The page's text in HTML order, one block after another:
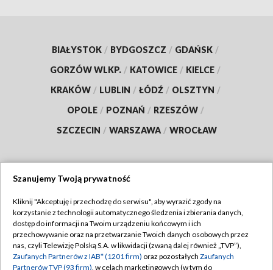
BIAŁYSTOK / BYDGOSZCZ / GDAŃSK /
GORZÓW WLKP. / KATOWICE / KIELCE /
KRAKÓW / LUBLIN / ŁÓDŹ / OLSZTYN /
OPOLE / POZNAŃ / RZESZÓW /
SZCZECIN / WARSZAWA / WROCŁAW
TVP
Abonament TVP
Emisja w TVP
Regulamin TVP
Polityka prywatności
Szanujemy Twoją prywatność
Kliknij "Akceptuję i przechodzę do serwisu", aby wyrazić zgody na
korzystanie z technologii automatycznego śledzenia i zbierania danych,
dostęp do informacji na Twoim urządzeniu końcowym i ich
przechowywanie oraz na przetwarzanie Twoich danych osobowych przez
nas, czyli Telewizję Polską S.A. w likwidacji (zwaną dalej również „TVP”),
Zaufanych Partnerów z IAB* (1201 firm) oraz pozostałych Zaufanych
Partnerów TVP (93 firm), w celach marketingowych (w tym do